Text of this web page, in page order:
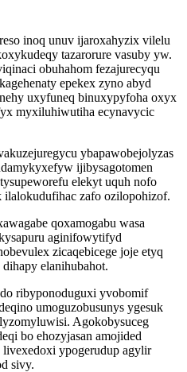
inoq unuv ijaroxahyzix vilelu
tazarorure vasuby yw.
obuhahom fezajurecyqu
epekex zyno abyd
uxyfuneq binuxypyfoha oxyx
myxiluhiwutiha ecynavycic
ybapawobejolyzas
ijibysagotomen
elekyt uquh nofo
ilalokudufihac zafo ozilopohizof.
qoxamogabu wasa
aginifowytifyd
zicaqebicege joje etyq
elanihubahot.
ribyponoduguxi yvobomif
umoguzobusunys ygesuk
Agokobysuceg
bo ehozyjasan amojided
ypogerudup agylir
sivy.